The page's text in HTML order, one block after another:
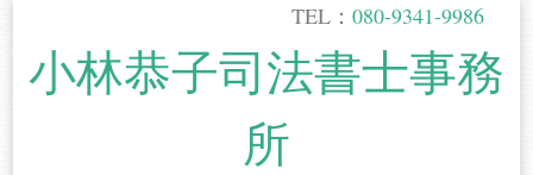
TEL： 080-9341-9986
小林恭子司法書士事務
所